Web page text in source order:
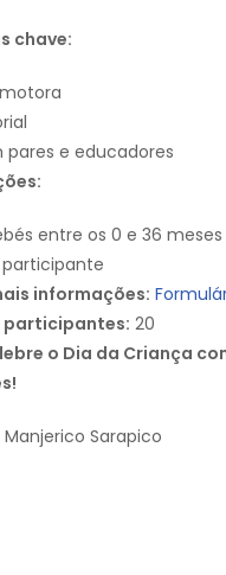
chave:
e educadores
entre os 0 e 36
informações:
participantes: 20
o Dia da Criança
Sarapico